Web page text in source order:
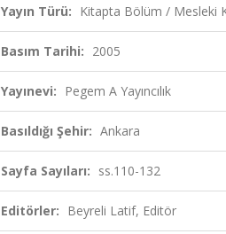
Yayın Türü: Kitapta Bölüm / Mesleki
Basım Tarihi: 2005
Yayınevi: Pegem A Yayıncılık
Basıldığı Şehir: Ankara
Sayfa Sayıları: ss.110-132
Editörler: Beyreli Latif, Editör